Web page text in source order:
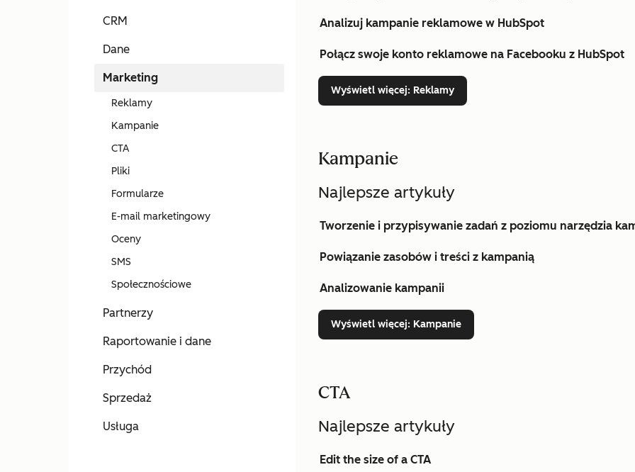
CRM
Dane
Marketing
Reklamy
Kampanie
CTA
Pliki
Formularze
E-mail marketingowy
Oceny
SMS
Społecznościowe
Partnerzy
Raportowanie i dane
Przychód
Sprzedaż
Usługa
Analizuj kampanie reklamowe w HubSpot
Połącz swoje konto reklamowe na Facebooku z HubSpot
Wyświetl więcej: Reklamy
Kampanie
Najlepsze artykuły
Tworzenie i przypisywanie zadań z poziomu narzędzia
Powiązanie zasobów i treści z kampanią
Analizowanie kampanii
Wyświetl więcej: Kampanie
CTA
Najlepsze artykuły
Edit the size of a CTA